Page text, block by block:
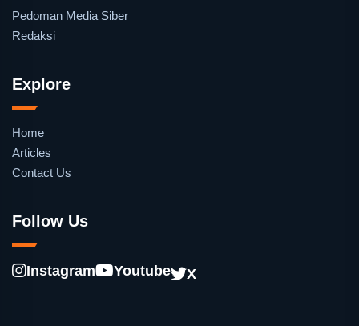
Pedoman Media Siber
Redaksi
Explore
Home
Articles
Contact Us
Follow Us
Instagram Youtube X